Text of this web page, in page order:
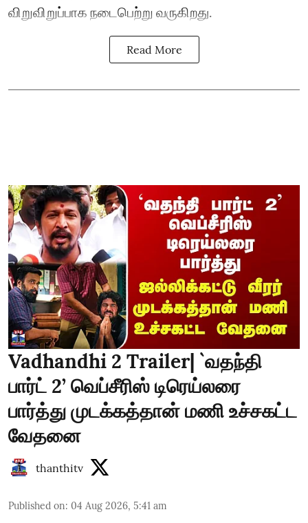
விறுவிறுப்பாக நடைபெற்று வருகிறது.
Read More
Vadhandhi 2 Trailer| `வதந்தி
பார்ட் 2’ வெப்சீரிஸ் டிரெய்லரை
பார்த்து முடக்கத்தான் மணி உச்சகட்ட
வேதனை
thanthitv
Published on: 04 Aug 2026, 5:41 am